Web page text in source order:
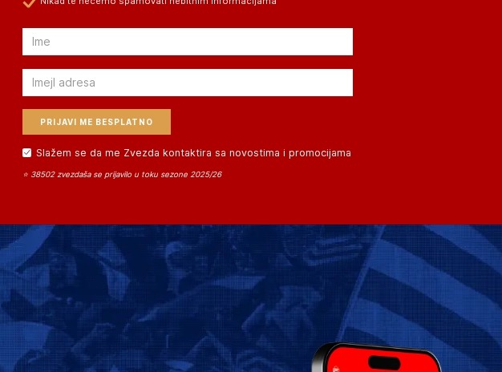
Email
Email
Slažem se da me Zvezda kontaktira sa novostima i promocijama
⭐ 38502 zvezdaša se prijavilo u toku sezone 2025/26